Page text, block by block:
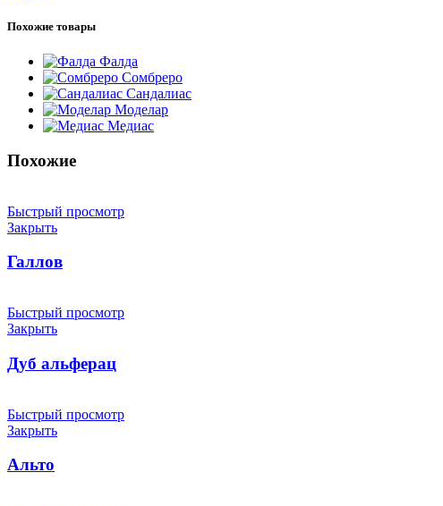
Похожие товары
Фалда
Сомбреро
Сандалиас
Моделар
Медиас
Похожие
Быстрый просмотр
Закрыть
Галлов
Быстрый просмотр
Закрыть
Дуб альферац
Быстрый просмотр
Закрыть
Альто